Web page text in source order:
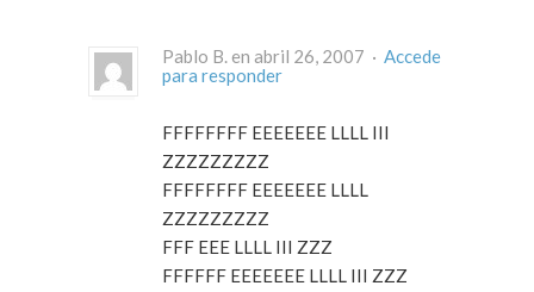
Pablo B. en abril 26, 2007 · Accede
para responder
FFFFFFFF EEEEEEE LLLL III
ZZZZZZZZZ
FFFFFFFF EEEEEEE LLLL
ZZZZZZZZZ
FFF EEE LLLL III ZZZ
FFFFFF EEEEEEE LLLL III ZZZ